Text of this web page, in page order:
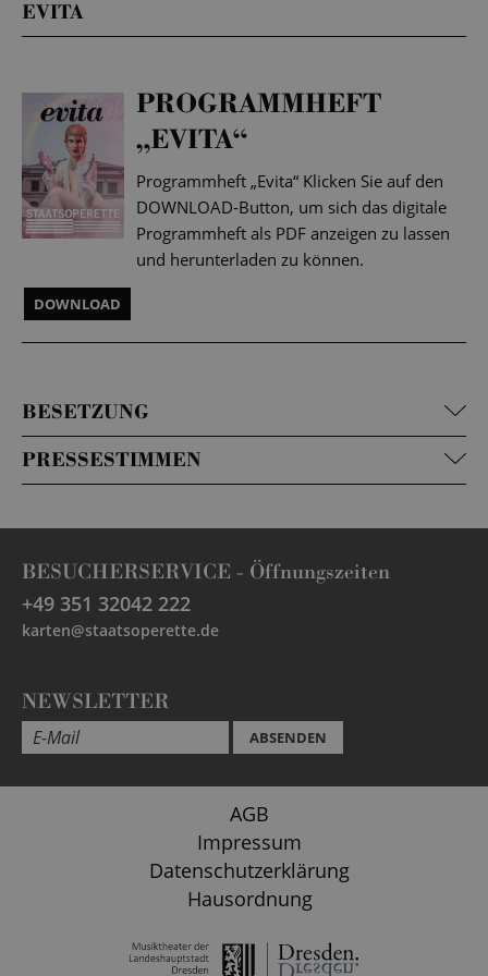
EVITA
PROGRAMMHEFT
„EVITA“
Programmheft „Evita“ Klicken Sie auf den
DOWNLOAD-Button, um sich das digitale
Programmheft als PDF anzeigen zu lassen
und herunterladen zu können.
DOWNLOAD
BESETZUNG
PRESSESTIMMEN
BESUCHERSERVICE - Öffnungszeiten
+49 351 32042 222
karten@staatsoperette.de
NEWSLETTER
ABSENDEN
AGB
Impressum
Datenschutzerklärung
Hausordnung